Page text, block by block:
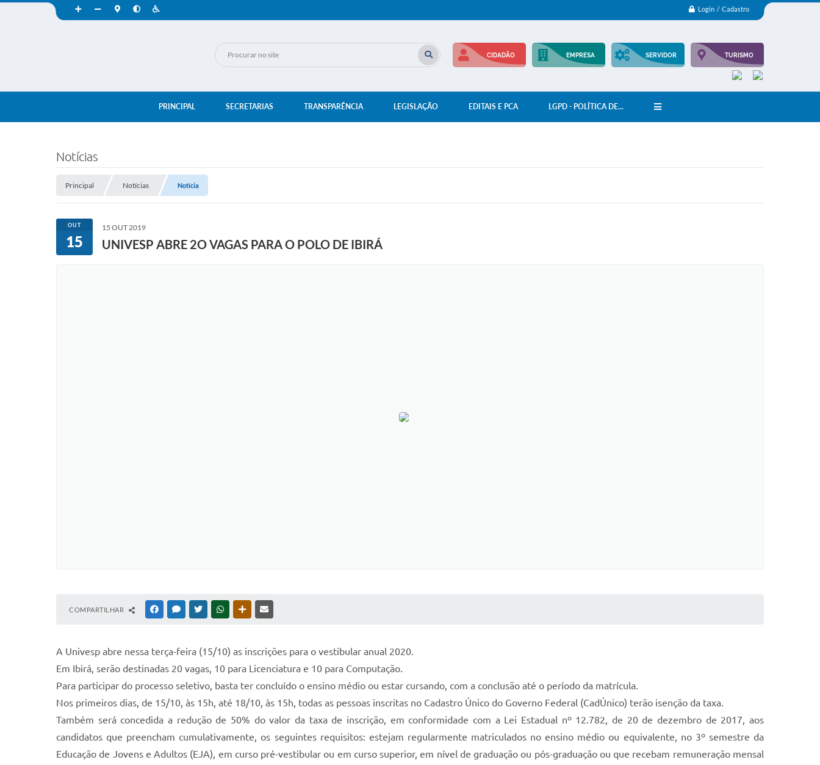
Login / Cadastro
CIDADÃO EMPRESA SERVIDOR TURISMO
PRINCIPAL SECRETARIAS TRANSPARÊNCIA LEGISLAÇÃO EDITAIS E PCA LGPD - POLÍTICA DE...
Notícias
Principal Notícias Notícia
OUT
15
15 OUT 2019
UNIVESP ABRE 2O VAGAS PARA O POLO DE IBIRÁ
COMPARTILHAR FACEBOOKMESSENGER
TWITTERWHATSAPPOUTRAS MÍDIAS
A Univesp abre nessa terça-feira (15/10) as inscrições para o vestibular anual 2020.
Em Ibirá, serão destinadas 20 vagas, 10 para Licenciatura e 10 para Computação.
Para participar do processo seletivo, basta ter concluído o ensino médio ou estar cursando, com a conclusão até o período da matrícula.
Nos primeiros dias, de 15/10, às 15h, até 18/10, às 15h, todas as pessoas inscritas no Cadastro Único do Governo Federal (CadÚnico) terão isenção da taxa.
Também será concedida a redução de 50% do valor da taxa de inscrição, em conformidade com a Lei Estadual nº 12.782, de 20 de dezembro de 2017, aos
candidatos que preencham cumulativamente, os seguintes requisitos: estejam regularmente matriculados no ensino médio ou equivalente, no 3º semestre da
Educação de Jovens e Adultos (EJA), em curso pré-vestibular ou em curso superior, em nível de graduação ou pós-graduação ou que recebam remuneração mensal